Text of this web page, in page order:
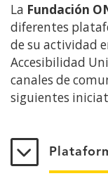
La Fundación
diferentes
de su actividad
Accesibilidad
canales de
siguientes